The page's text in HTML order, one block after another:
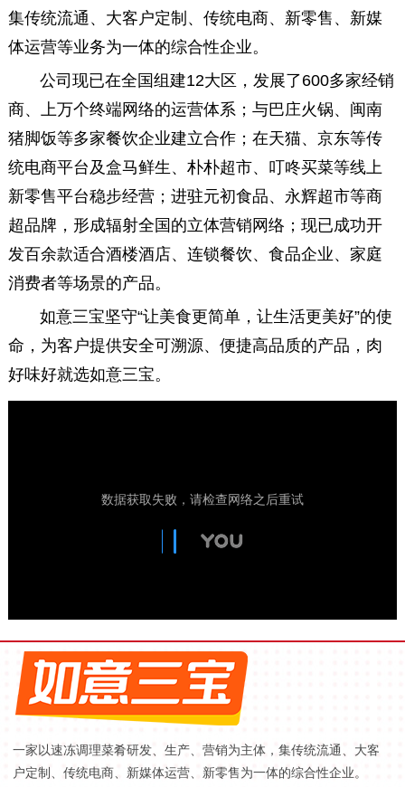
集传统流通、大客户定制、传统电商、新零售、新媒
体运营等业务为一体的综合性企业。
公司现已在全国组建12大区，发展了600多家经销
商、上万个终端网络的运营体系；与巴庄火锅、闽南
猪脚饭等多家餐饮企业建立合作；在天猫、京东等传
统电商平台及盒马鲜生、朴朴超市、叮咚买菜等线上
新零售平台稳步经营；进驻元初食品、永辉超市等商
超品牌，形成辐射全国的立体营销网络；现已成功开
发百余款适合酒楼酒店、连锁餐饮、食品企业、家庭
消费者等场景的产品。
如意三宝坚守“让美食更简单，让生活更美好”的使
命，为客户提供安全可溯源、便捷高品质的产品，肉
好味好就选如意三宝。
一家以速冻调理菜肴研发、生产、营销为主体，集传统流通、大客
户定制、传统电商、新媒体运营、新零售为一体的综合性企业。